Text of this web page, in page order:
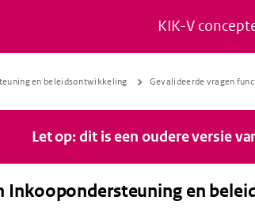
Naar de
Naar de
Naar de
KIK-V
en beleidsontwikkeling Gevalideerde vragen
Let op: dit is een oudere versie
en